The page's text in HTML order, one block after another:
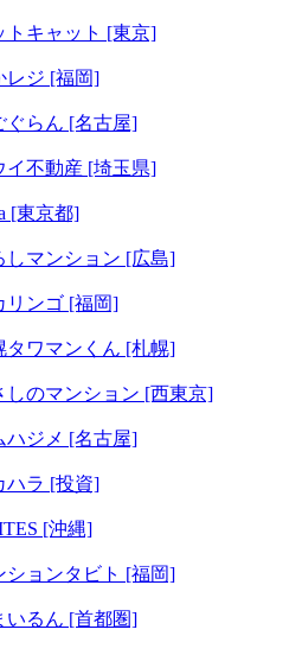
トキャット [東京]
レジ [福岡]
ぐらん [名古屋]
イ不動産 [埼玉県]
[東京都]
しマンション [広島]
リンゴ [福岡]
タワマンくん [札幌]
しのマンション [西東京]
ハジメ [名古屋]
ハラ [投資]
[沖縄]
ションタビト [福岡]
いるん [首都圏]